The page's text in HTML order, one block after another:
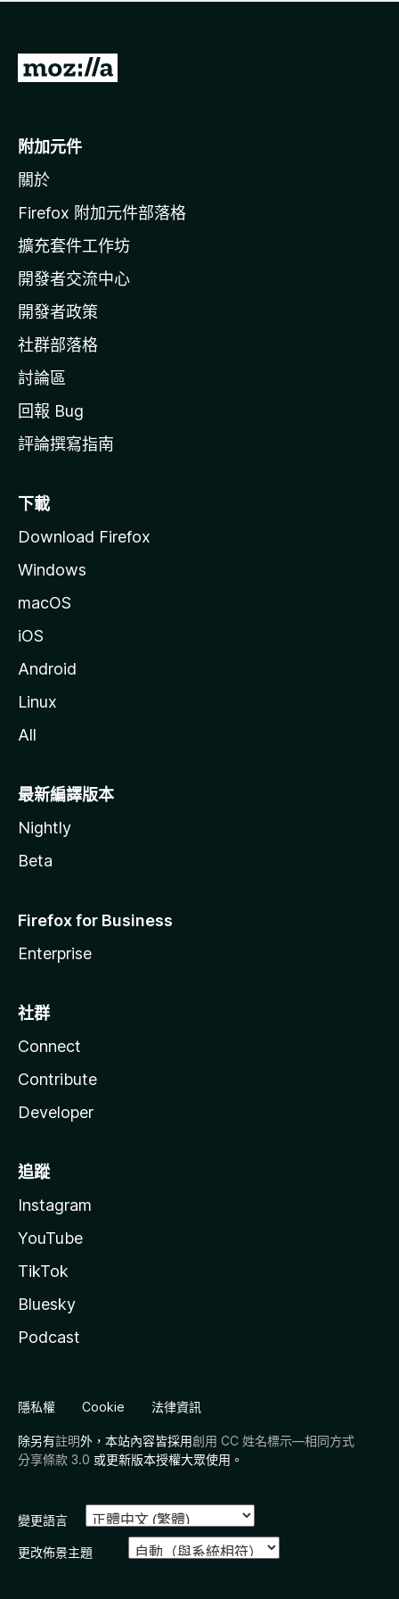
有
前
o
i
l
a
官
網
附加元件
關於
Firefox 附加元件部落格
擴充套件工作坊
開發者交流中心
開發者政策
社群部落格
討論區
回報 Bug
評論撰寫指南
下載
Download Firefox
Windows
macOS
iOS
Android
Linux
All
最新編譯版本
Nightly
Beta
Firefox for Business
Enterprise
社群
Connect
Contribute
Developer
追蹤
Instagram
YouTube
TikTok
Bluesky
Podcast
隱私權 Cookie 法律資訊
除另有註明外，本站內容皆採用創用 CC 姓名標示—相同方式
分享條款 3.0 或更新版本授權大眾使用。
變更語言
更改佈景主題